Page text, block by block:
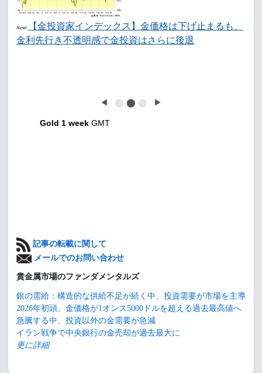
New!
【金投資家インデックス】金価格は下げ止まるも、
金利先行き不透明感で金投資はさらに後退
◀ ⬤ ⬤ ⬤ ▶
Gold 1 week GMT
記事の転載に関して
メールでのお問い合わせ
貴金属市場のファンダメンタルズ
銀の需給：構造的な供給不足が続く中、投資需要が市場を主導
2026年初頭、金価格が1オンス5000ドルを超える過去最高値へ
急騰する中、投資以外の金需要が急減
イラン戦争で中央銀行の金売却が過去最大に
更に詳細